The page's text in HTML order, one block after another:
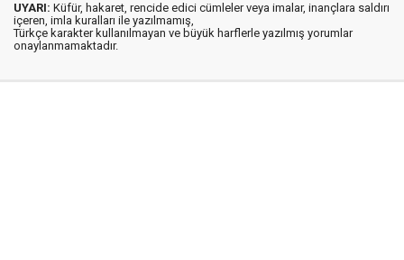
UYARI: Küfür, hakaret, rencide edici cümleler veya imalar, inançlara saldırı
içeren, imla kuralları ile yazılmamış,
Türkçe karakter kullanılmayan ve büyük harflerle yazılmış yorumlar
onaylanmamaktadır.